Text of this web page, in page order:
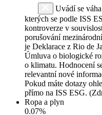
Uvádí se
kterých se podle ISS
kontroverze v
porušování
je Deklarace z Rio de
Úmluva o biologické
o klimatu. Hodnocení
relevantní nové
Pokud máte dotazy
přímo na ISS ESG.
Ropa a plyn
0.07%